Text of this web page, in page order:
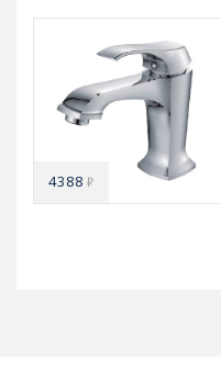
4388₽